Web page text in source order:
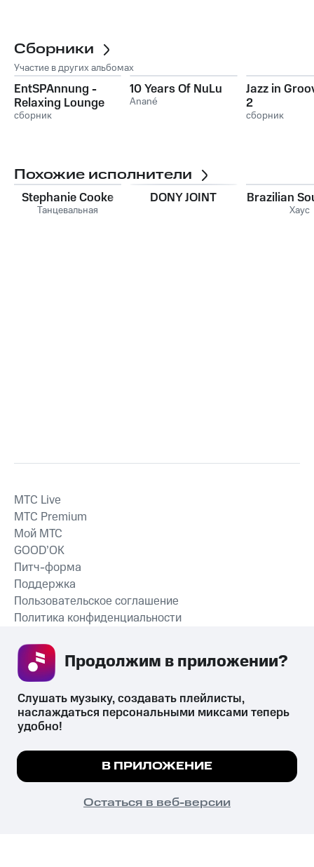
Сборники
Участие в других альбомах
EntSPAnnung -
Relaxing Lounge
Music
сборник
10 Years Of NuLu
Anané
Jazz in
2
сборник
Похожие исполнители
Stephanie Cooke
Танцевальная
DONY JOINT Brazilian
Хаус
СКАЧАТЬ ПРИЛОЖЕНИЕ
MTС Live
MTС Premium
Мой МТС
GOOD’OK
Питч-форма
Поддержка
Пользовательское соглашение
Политика конфиденциальности
психотропных веществ, их аналогов причиняет вред здоровью,
их незаконный оборот запрещён и влечёт установленную
законодательством ответственность.
© 2026 ООО «КИОН».
Все права защищены
Мы используем куки, чтобы на сайте все
Подробнее
ПОНЯТНО
Слушать музыку, создавать плейлисты,
наслаждаться персональными миксами теперь
удобно!
В ПРИЛОЖЕНИЕ
Остаться в веб-версии